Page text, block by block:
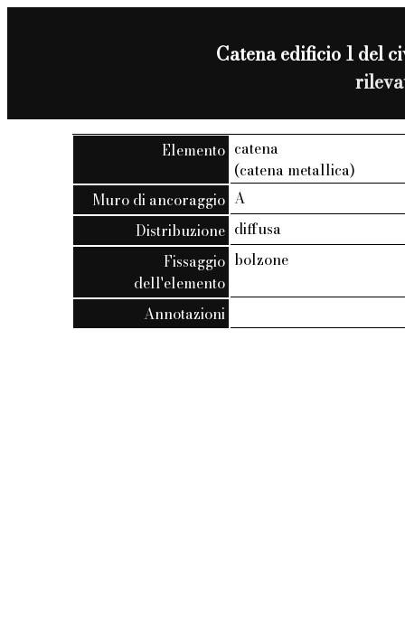
Catena edificio 1 del
Elemento catena
(catena metallica)
Muro di ancoraggio A
Distribuzione diffusa
Fissaggio
dell'elemento
bolzone
Annotazioni